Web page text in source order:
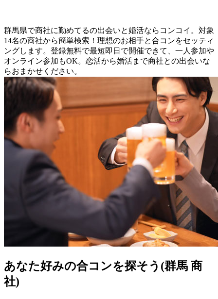
群馬県で商社に勤めてるの出会いと婚活ならコンコイ。対象
14名の商社から簡単検索！理想のお相手と合コンをセッティ
ングします。登録無料で最短即日で開催できて、一人参加や
オンライン参加もOK。恋活から婚活まで商社との出会いな
らおまかせください。
あなた好みの合コンを探そう(群馬 商
社)